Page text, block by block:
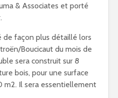
& Associates et porté
façon plus détaillé lors
Boucicaut du mois de
sera construit sur 8
bois, pour une surface
Il sera essentiellement